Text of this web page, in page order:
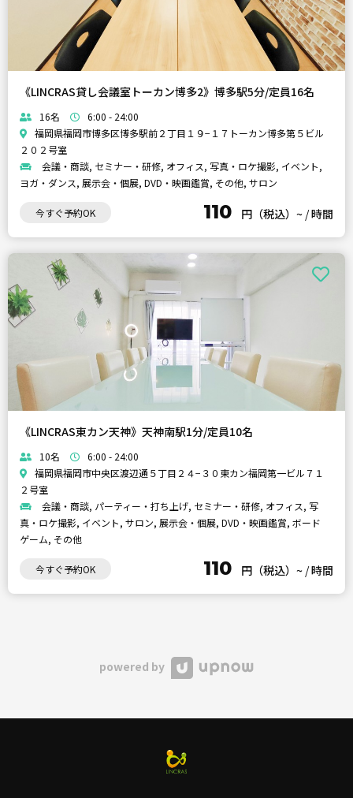
《LINCRAS貸し会議室トーカン博多2》博多駅5分/定員16名
16名
6:00 - 24:00
福岡県福岡市博多区博多駅前２丁目１９−１７トーカン博多第５ビル
２０２号室
会議・商談, セミナー・研修, オフィス, 写真・ロケ撮影, イベント,
ヨガ・ダンス, 展示会・個展, DVD・映画鑑賞, その他, サロン
今すぐ予約OK 110 円（税込）~ /時間
《LINCRAS東カン天神》天神南駅1分/定員10名
10名
6:00 - 24:00
福岡県福岡市中央区渡辺通５丁目２４−３０東カン福岡第一ビル７１
２号室
会議・商談, パーティー・打ち上げ, セミナー・研修, オフィス, 写
真・ロケ撮影, イベント, サロン, 展示会・個展, DVD・映画鑑賞, ボード
ゲーム, その他
今すぐ予約OK 110 円（税込）~ /時間
powered by